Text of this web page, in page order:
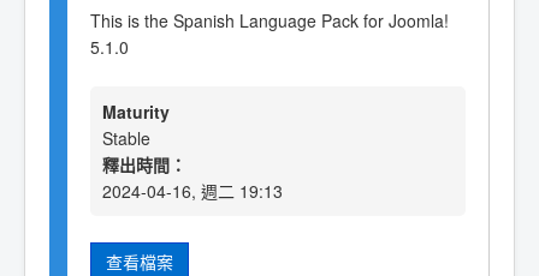
This is the Spanish Language Pack for Joomla!
5.1.0
Maturity
Stable
釋出時間：
2024-04-16, 週二 19:13
查看檔案